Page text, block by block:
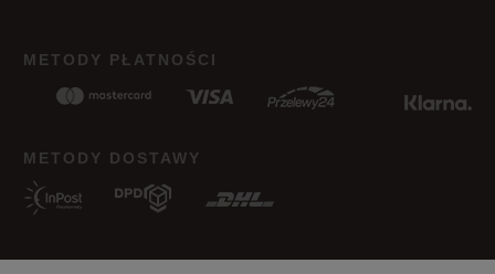
METODY PŁATNOŚCI
METODY DOSTAWY